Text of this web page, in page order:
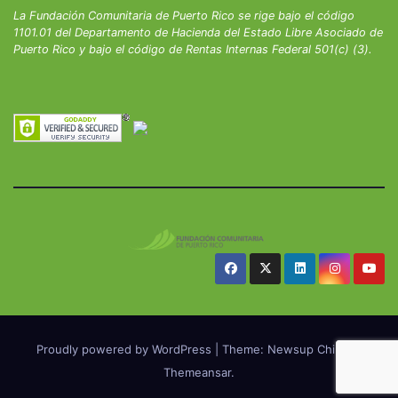
La Fundación Comunitaria de Puerto Rico se rige bajo el código
1101.01 del Departamento de Hacienda del Estado Libre Asociado de
Puerto Rico y bajo el código de Rentas Internas Federal 501(c) (3).
Proudly powered by WordPress
Theme: Newsup Child by
Themeansar.